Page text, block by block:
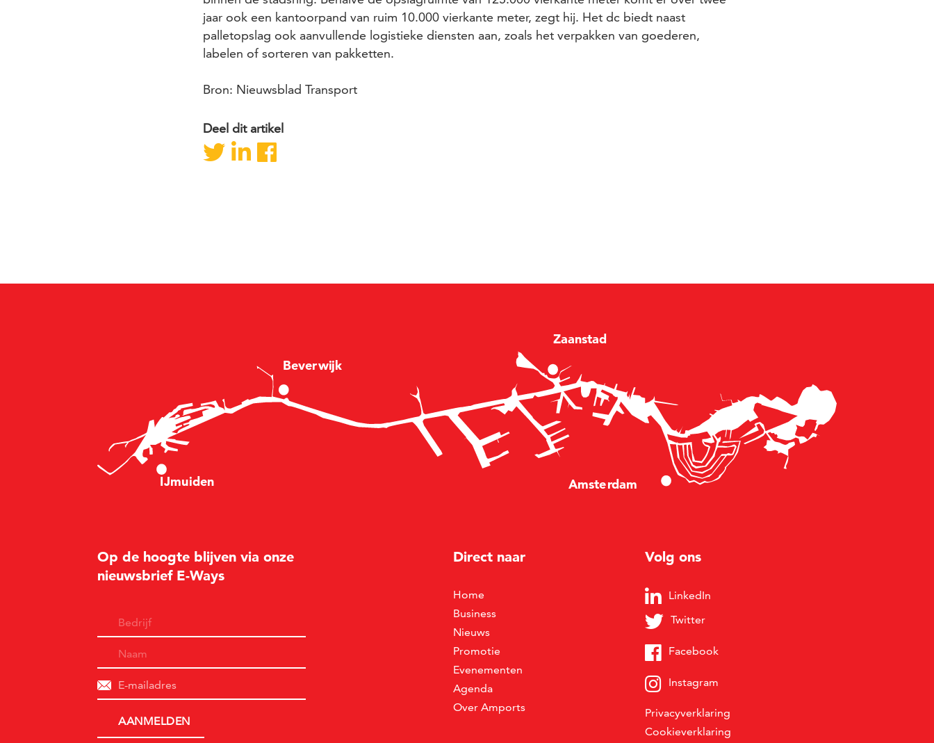
jaar ook een kantoorpand van ruim 10.000 vierkante meter, zegt hij. Het dc biedt naast
palletopslag ook aanvullende logistieke diensten aan, zoals het verpakken van goederen,
labelen of sorteren van pakketten.
Bron: Nieuwsblad Transport
Deel dit artikel
IJmuiden
Beverwijk
Zaanstad
Amsterdam
Op de hoogte blijven via onze
nieuwsbrief E-Ways
Direct naar
Home
Business
Nieuws
Promotie
Evenementen
Agenda
Over Amports
Volg ons
LinkedIn
Twitter
Facebook
Instagram
Privacyverklaring
Cookieverklaring